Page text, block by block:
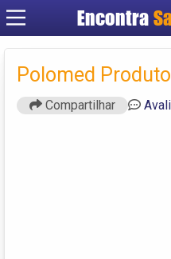
Encontra
Polomed
Compartilhar